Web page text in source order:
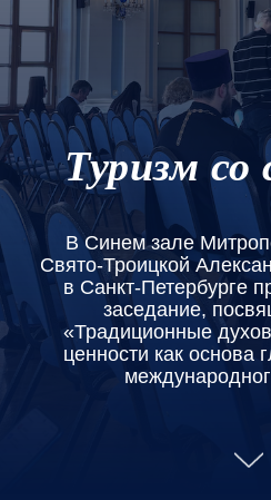
Туризм
В Синем зале
Свято-Троицкой
в Санкт-Петербурге
заседание,
«Традиционные
ценности как основа